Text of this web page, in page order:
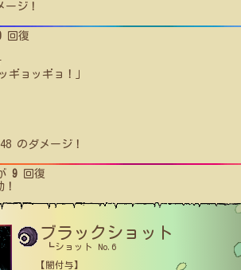
ージ！
回復
ギョッギョ！」
48 のダメージ！
9 回復
ブラックショット
┗ショット No.6
【闇付与】